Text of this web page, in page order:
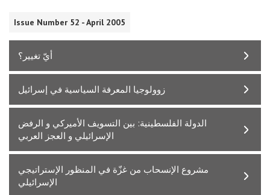
Issue Number 52 - April 2005
أيّ تغيير؟
زوولوجيا المعرفة السياسية في إسرائيل
الدولة الفلسطينية: بين التسويف الأميركي و الرفض
الإسرائيلي و العجز العربي
مشروع الإنسحاب من غزّة في المنظور الإستراتيجي
الإسرائيلي